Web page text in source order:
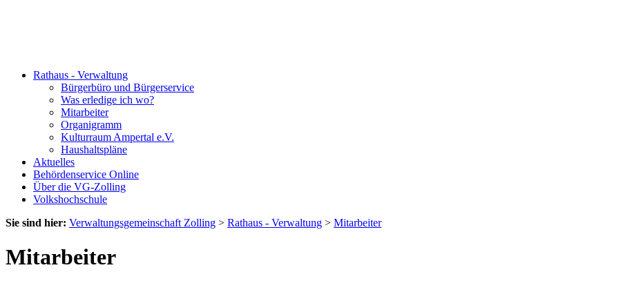
Rathaus - Verwaltung
Bürgerbüro und Bürgerservice
Was erledige ich wo?
Mitarbeiter
Organigramm
Kulturraum Ampertal e.V.
Haushaltspläne
Aktuelles
Behördenservice Online
Über die VG-Zolling
Volkshochschule
Sie sind hier: Verwaltungsgemeinschaft Zolling > Rathaus - Verwaltung > Mitarbeiter
Mitarbeiter